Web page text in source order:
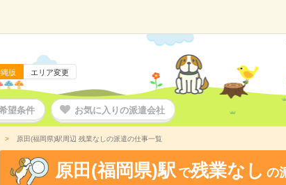
版 エリア変更
望条件 お気に入りの派遣会社
原田(福岡県)駅周辺 残業なしの派遣の仕事一覧
原田(福岡県)駅 で残業なし の